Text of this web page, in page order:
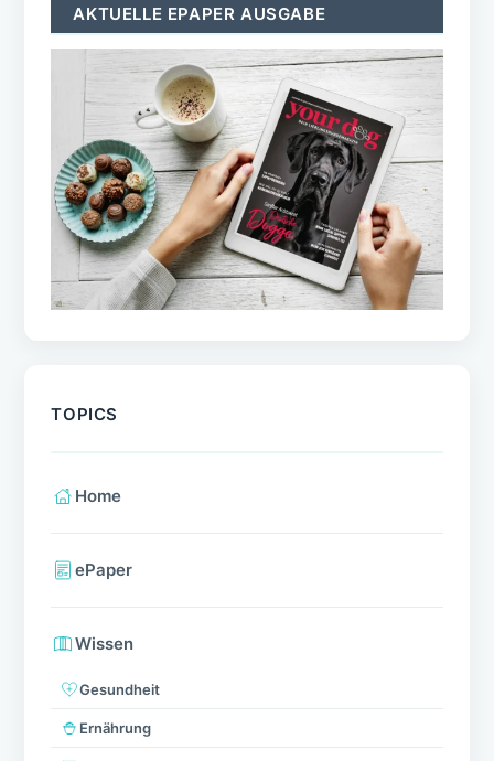
AKTUELLE EPAPER AUSGABE
TOPICS
Home
ePaper
Wissen
Gesundheit
Ernährung